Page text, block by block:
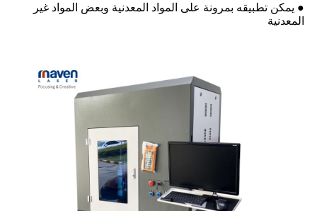
● يمكن تطبيقه بمرونة على المواد المعدنية وبعض المواد غير
المعدنية